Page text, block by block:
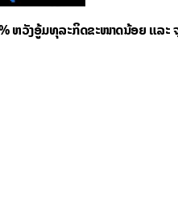
ຫວັງອູ້ມທຸລະກິດຂະໜາດນ້ອຍ ແລະ